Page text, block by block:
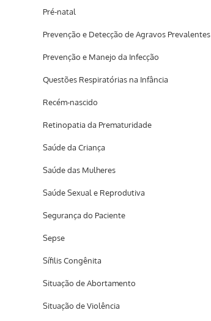
Pré-natal
Prevenção e Detecção de Agravos Prevalentes
Prevenção e Manejo da Infecção
Questões Respiratórias na Infância
Recém-nascido
Retinopatia da Prematuridade
Saúde da Criança
Saúde das Mulheres
Saúde Sexual e Reprodutiva
Segurança do Paciente
Sepse
Sífilis Congênita
Situação de Abortamento
Situação de Violência